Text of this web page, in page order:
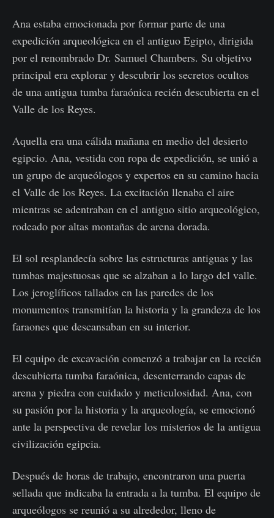
Ana estaba emocionada por formar parte de una
expedición arqueológica en el antiguo Egipto, dirigida
por el renombrado Dr. Samuel Chambers. Su objetivo
principal era explorar y descubrir los secretos ocultos
de una antigua tumba faraónica recién descubierta en el
Valle de los Reyes.
Aquella era una cálida mañana en medio del desierto
egipcio. Ana, vestida con ropa de expedición, se unió a
un grupo de arqueólogos y expertos en su camino hacia
el Valle de los Reyes. La excitación llenaba el aire
mientras se adentraban en el antiguo sitio arqueológico,
rodeado por altas montañas de arena dorada.
El sol resplandecía sobre las estructuras antiguas y las
tumbas majestuosas que se alzaban a lo largo del valle.
Los jeroglíficos tallados en las paredes de los
monumentos transmitían la historia y la grandeza de los
faraones que descansaban en su interior.
El equipo de excavación comenzó a trabajar en la recién
descubierta tumba faraónica, desenterrando capas de
arena y piedra con cuidado y meticulosidad. Ana, con
su pasión por la historia y la arqueología, se emocionó
ante la perspectiva de revelar los misterios de la antigua
civilización egipcia.
Después de horas de trabajo, encontraron una puerta
sellada que indicaba la entrada a la tumba. El equipo de
arqueólogos se reunió a su alrededor, lleno de